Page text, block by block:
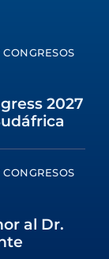
2027
al Dr.